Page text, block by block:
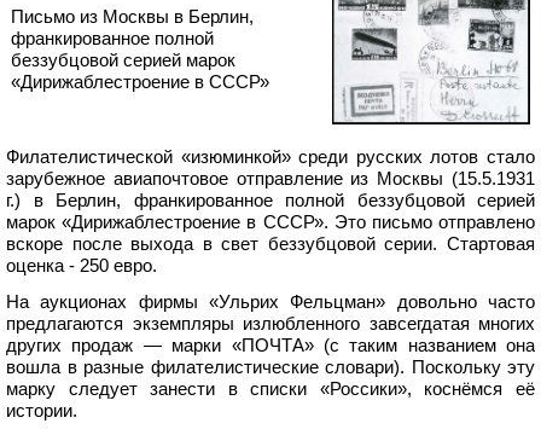
Письмо из Москвы в Берлин,
франкированное полной
беззубцовой серией марок
«Дирижаблестроение в СССР»
Филателистической «изюминкой» среди русских лотов стало
зарубежное авиапочтовое отправление из Москвы (15.5.1931
г.) в Берлин, франкированное полной беззубцовой серией
марок «Дирижаблестроение в СССР». Это письмо отправлено
вскоре после выхода в свет беззубцовой серии. Стартовая
оценка - 250 евро.
На аукционах фирмы «Ульрих Фельцман» довольно часто
предлагаются экземпляры излюбленного завсегдатая многих
других продаж — марки «ПОЧТА» (с таким названием она
вошла в разные филателистические словари). Поскольку эту
марку следует занести в списки «Россики», коснёмся её
истории.